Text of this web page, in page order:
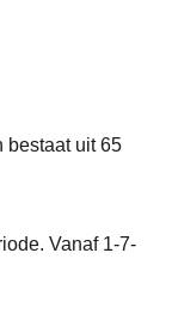
bestaat uit 65
Vanaf 1-7-